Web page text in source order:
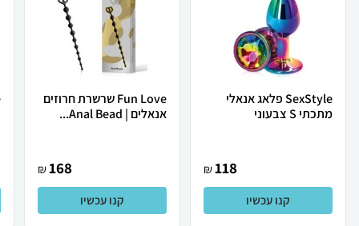
SexStyle פלאג אנאלי
מתכתי S צבעוני
118
₪
קנו עכשיו
Fun Love שרשרת חרוזים
אנאלים | Anal Bead...
168
₪
קנו עכשיו